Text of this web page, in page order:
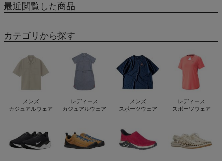
最近閲覧した商品
カテゴリから探す
メンズ
カジュアルウェア
レディース
カジュアルウェア
メンズ
スポーツウェア
レディース
スポーツウェア